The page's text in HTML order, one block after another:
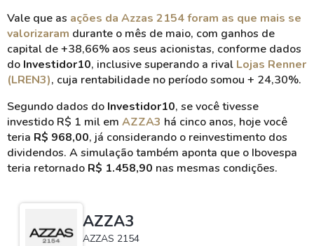
Vale que as ações da Azzas 2154 foram as que mais se
valorizaram durante o mês de maio, com ganhos de
capital de +38,66% aos seus acionistas, conforme dados
do Investidor10, inclusive superando a rival Lojas Renner
(LREN3), cuja rentabilidade no período somou + 24,30%.
Segundo dados do Investidor10, se você tivesse
investido R$ 1 mil em AZZA3 há cinco anos, hoje você
teria R$ 968,00, já considerando o reinvestimento dos
dividendos. A simulação também aponta que o Ibovespa
teria retornado R$ 1.458,90 nas mesmas condições.
AZZA3
AZZAS 2154